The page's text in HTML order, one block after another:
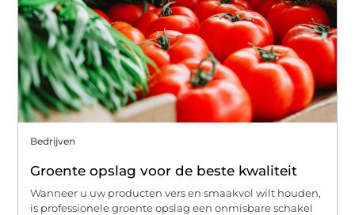
Bedrijven
Groente opslag voor de beste kwaliteit
Wanneer u uw producten vers en smaakvol wilt houden,
is professionele groente opslag een onmisbare schakel